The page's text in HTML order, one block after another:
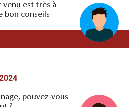
venu est très à
bon conseils
pouvez-vous